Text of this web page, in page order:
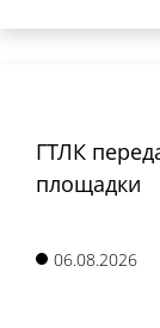
ГТЛК
площадки
06.08.2026